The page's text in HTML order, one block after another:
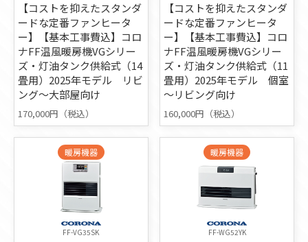
【コストを抑えたスタンダ
ードな定番ファンヒータ
ー】【基本工事費込】コロ
ナFF温風暖房機VGシリー
ズ・灯油タンク供給式（14
畳用）2025年モデル リビ
ング～大部屋向け
170,000円（税込）
【コストを抑えたスタンダ
ードな定番ファンヒータ
ー】【基本工事費込】コロ
ナFF温風暖房機VGシリー
ズ・灯油タンク供給式（11
畳用）2025年モデル 個室
～リビング向け
160,000円（税込）
暖房機器
FF-VG35SK
暖房機器
FF-WG52YK